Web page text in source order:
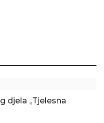
djela „Tjelesna